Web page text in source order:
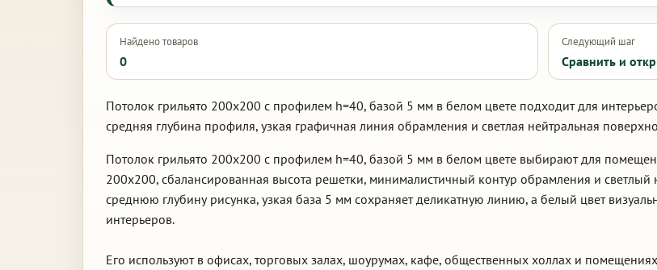
Найдено товаров
0
Следующий шаг
Сравнить и
Потолок грильято 200х200 с профилем h=40, базой 5 мм в белом цвете подходит для
средняя глубина профиля, узкая графичная линия обрамления и светлая нейтральная
Потолок грильято 200х200 с профилем h=40, базой 5 мм в белом цвете выбирают для
200х200, сбалансированная высота решетки, минималистичный контур обрамления и
среднюю глубину рисунка, узкая база 5 мм сохраняет деликатную линию, а белый цвет
интерьеров.
Его используют в офисах, торговых залах, шоурумах, кафе, общественных холлах и